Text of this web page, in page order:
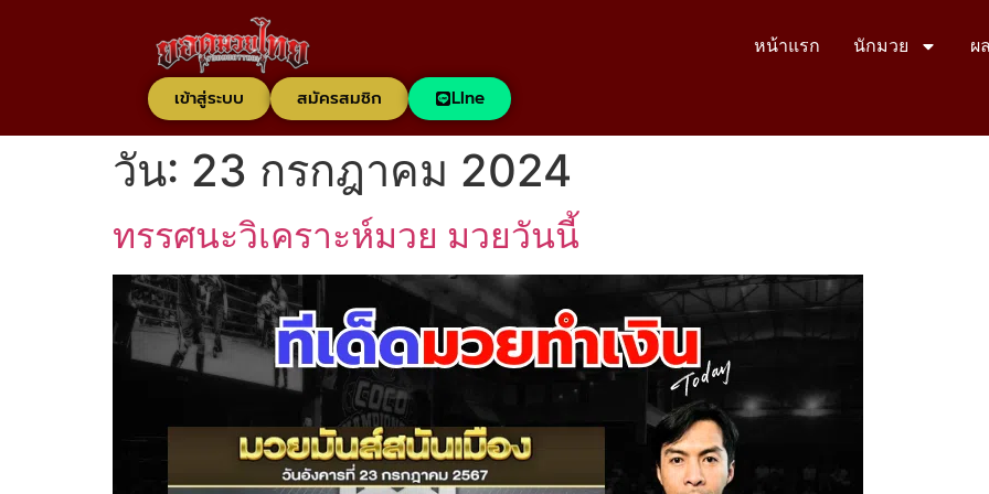
หน้าแรก นักมวย ผ
เข้าสู่ระบบ สมัครสมชิก LIne
วัน: 23 กรกฎาคม 2024
ทรรศนะวิเคราะห์มวย มวยวันนี้